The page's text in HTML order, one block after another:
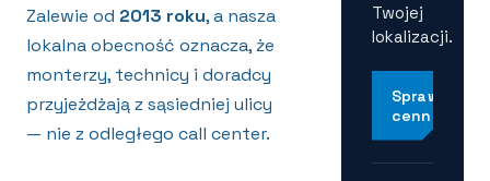
Zalewie od 2013 roku, a nasza
lokalna obecność oznacza, że
monterzy, technicy i doradcy
przyjeżdżają z sąsiedniej ulicy
— nie z odległego call center.
Twojej
lokalizacji.
Sprawdź
cennik